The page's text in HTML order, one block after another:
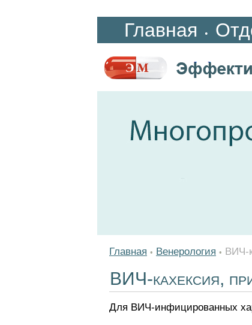
Главная •
Главная • Венерология • ВИЧ-
ВИЧ-кахексия,
Для ВИЧ-инфицированных